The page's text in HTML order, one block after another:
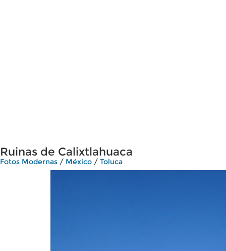
Ruinas de Calixtlahuaca
Fotos Modernas / México / Toluca